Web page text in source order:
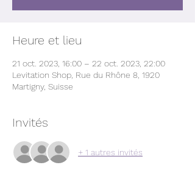
Heure et lieu
21 oct. 2023, 16:00 – 22 oct. 2023, 22:00
Levitation Shop, Rue du Rhône 8, 1920
Martigny, Suisse
Invités
+ 1 autres invités